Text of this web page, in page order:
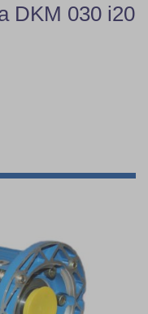
DKM 030 i20